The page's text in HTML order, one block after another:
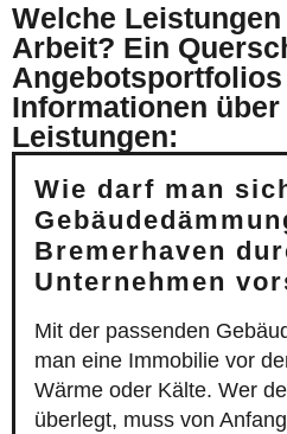
Welche
Arbeit? Ein
Informationen über
Leistungen:
Wie darf man
Bremerhaven
Unternehmen
Mit der passenden
man eine Immobilie vor
Wärme oder Kälte. Wer
überlegt, muss von